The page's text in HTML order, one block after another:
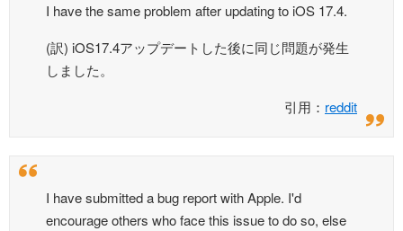
I have the same problem after updating to iOS 17.4.
(訳) iOS17.4アップデートした後に同じ問題が発生
しました。
引用： reddit
I have submitted a bug report with Apple. I'd
encourage others who face this issue to do so, else